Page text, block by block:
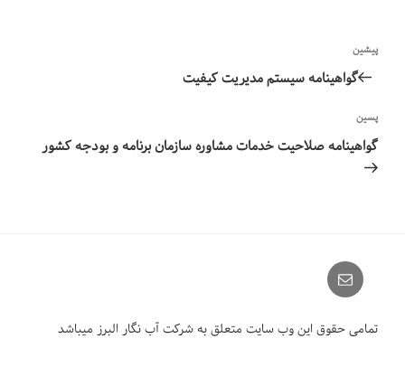
راهبری
نوشته‌ها
نوشته
قبلی
پیشین
گواهینامه سیستم مدیریت کیفیت
نوشته‌ٔ
بعدی
پسین
گواهینامه صلاحیت خدمات مشاوره سازمان برنامه و بودجه کشور
Email
تمامی حقوق این وب سایت متعلق به شرکت آب نگار البرز میباشد